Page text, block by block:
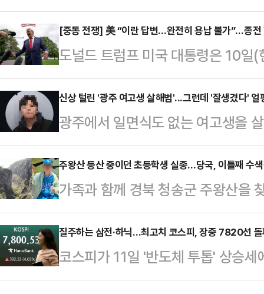
분을 다시 6%대로 끌어올렸다. 아
되는 시점에서 글로벌 자금의 한국
다.11일 금융감독원 전자공시시스
(BlackRock Fund Advisors)는
유해 지분율 6.23%(4월22일 기준
보고서 기준 455만5963주
[중동 전쟁] 美 “이란 답변…완전히 용납 불가”…종전
도널드 트럼프 미국 대통령은 10일
측이 수용불가능한 내용의 답변을
르면 트럼프 대통령은 10일(현지
스소셜을 통해 “이란의 소위 ‘대표
다”며 “마음에 들지 않는다. 완전
했다.양국은 앞서 1쪽짜리 종전 양
있었고, 이란 국영 IRNA통신이 이
종저난 답변을…
신상 털린 '광주 여고생 살해범'...그런데 '잘생겼다' 얼
광주에서 일면식도 없는 여고생을
신상정보가 온라인에서 빠르게 확
부 누리꾼이 외모를 평가하는 댓글
온라인 커뮤니티와 사회관계망서
유됐다. 그러나 해당 사진에는 "잘
관련된 반응이 이어졌다.이에 대해
자일 뿐이다. 범죄자한테 왜 인물
사건 겪어…
주왕산 등산 중이던 초등학생 실종…당국, 이틀째 수
가족과 함께 경북 청송군 주왕산을
이 진행되고 있다.11일 경찰 및 소
A군(11)은 전날 오후 가족과 함께
을 찾은 후 홀로 주봉으로 등산에
소지하지 않은 채 산행에 나섰던 아
질주하는 삼전·하닉…최고치 코스피, 장중 7820선
코스피가 11일 '반도체 투톱' 상승
최고치를 재경신했다.한국거래소